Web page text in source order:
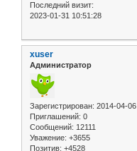
Последний визит:
2023-01-31 10:51:28
xuser
Администратор
Зарегистрирован: 2014-04-06
Приглашений: 0
Сообщений: 12111
Уважение: +3655
Позитив: +4528